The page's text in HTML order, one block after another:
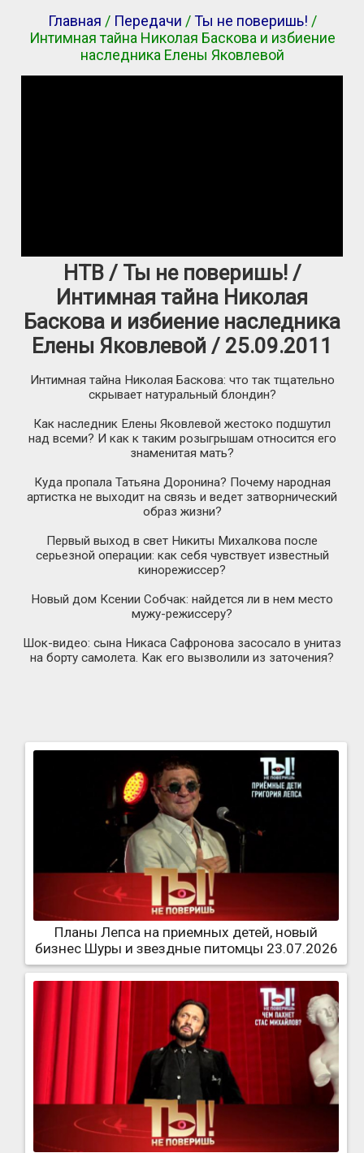
Главная / Передачи /Ты не поверишь! /
Интимная тайна Николая Баскова и избиение
наследника Елены Яковлевой
НТВ / Ты не поверишь! /
Интимная тайна Николая
Баскова и избиение наследника
Елены Яковлевой / 25.09.2011
Интимная тайна Николая Баскова: что так тщательно
скрывает натуральный блондин?
Как наследник Елены Яковлевой жестоко подшутил
над всеми? И как к таким розыгрышам относится его
знаменитая мать?
Куда пропала Татьяна Доронина? Почему народная
артистка не выходит на связь и ведет затворнический
образ жизни?
Первый выход в свет Никиты Михалкова после
серьезной операции: как себя чувствует известный
кинорежиссер?
Новый дом Ксении Собчак: найдется ли в нем место
мужу-режиссеру?
Шок-видео: сына Никаса Сафронова засосало в унитаз
на борту самолета. Как его вызволили из заточения?
Планы Лепса на приемных детей, новый
бизнес Шуры и звездные питомцы 23.07.2026